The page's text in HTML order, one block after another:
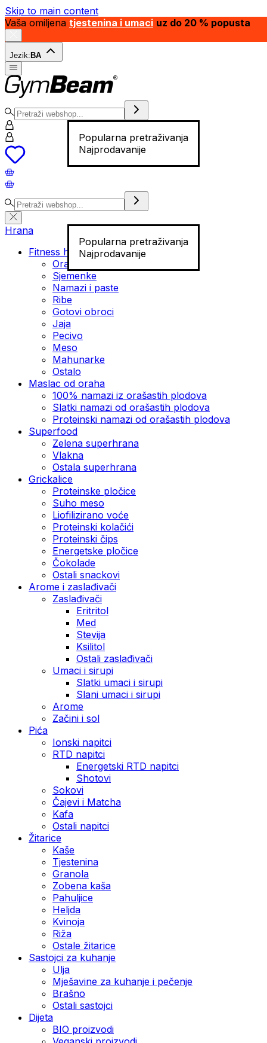
Skip to main content
Vaša omiljena tjestenina i umaci uz do 20 % popusta
Jezik: BA
Popularna pretraživanja
Najprodavanije
Popularna pretraživanja
Najprodavanije
Hrana
Fitness hrana
Orašasti plodovi
Sjemenke
Namazi i paste
Ribe
Gotovi obroci
Jaja
Pecivo
Meso
Mahunarke
Ostalo
Maslac od oraha
100% namazi iz orašastih plodova
Slatki namazi od orašastih plodova
Proteinski namazi od orašastih plodova
Superfood
Zelena superhrana
Vlakna
Ostala superhrana
Grickalice
Proteinske pločice
Suho meso
Liofilizirano voće
Proteinski kolačići
Proteinski čips
Energetske pločice
Čokolade
Ostali snackovi
Arome i zaslađivači
Zaslađivači
Eritritol
Med
Stevija
Ksilitol
Ostali zaslađivači
Umaci i sirupi
Slatki umaci i sirupi
Slani umaci i sirupi
Arome
Začini i sol
Pića
Ionski napitci
RTD napitci
Energetski RTD napitci
Shotovi
Sokovi
Čajevi i Matcha
Kafa
Ostali napitci
Žitarice
Kaše
Tjestenina
Granola
Zobena kaša
Pahuljice
Heljda
Kvinoja
Riža
Ostale žitarice
Sastojci za kuhanje
Ulja
Mješavine za kuhanje i pečenje
Brašno
Ostali sastojci
Dijeta
BIO proizvodi